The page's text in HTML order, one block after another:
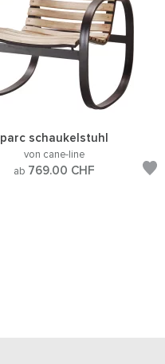
parc schaukelstuhl
von cane-line
ab 769.00 CHF